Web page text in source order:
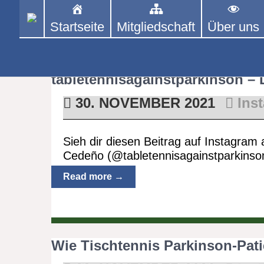
ist der bundesweite
Tischtennis – überwiegend
Startseite Mitgliedschaft Über uns
tabletennisagainstparkinson –
30. NOVEMBER 2021
Sieh dir diesen Beitrag auf
Cedeño
Read more →
Wie Tischtennis Parkinson-